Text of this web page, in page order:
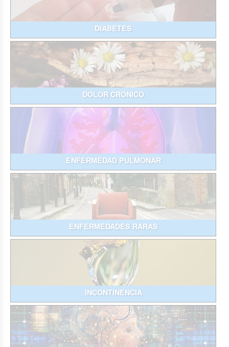
DIABETES
DOLOR CRÓNICO
ENFERMEDAD PULMONAR
ENFERMEDADES RARAS
INCONTINENCIA